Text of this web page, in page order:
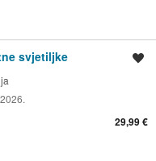
svjetiljke
29,99 €